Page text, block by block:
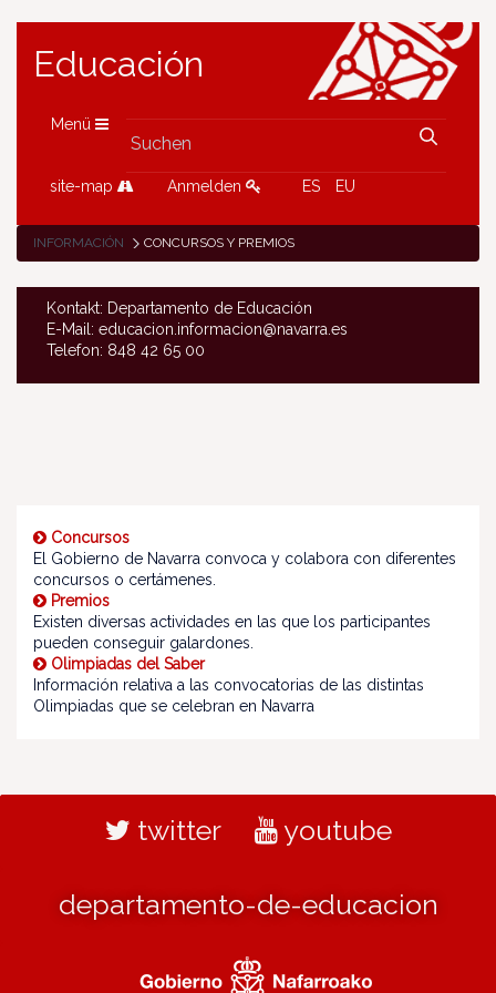
Educación
Menü
site-map Anmelden ES EU
INFORMACIÓN CONCURSOS Y PREMIOS
Kontakt: Departamento de Educación
E-Mail: educacion.informacion@navarra.es
Telefon: 848 42 65 00
Concursos
El Gobierno de Navarra convoca y colabora con diferentes
concursos o certámenes.
Premios
Existen diversas actividades en las que los participantes
pueden conseguir galardones.
Olimpiadas del Saber
Información relativa a las convocatorias de las distintas
Olimpiadas que se celebran en Navarra
twitter youtube
departamento-de-educacion